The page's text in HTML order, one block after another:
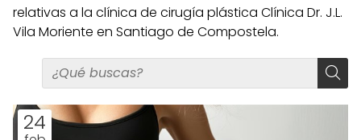
relativas a la clínica de cirugía plástica Clínica Dr. J.L.
Vila Moriente en Santiago de Compostela.
24